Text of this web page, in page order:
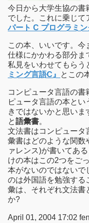
今日から大学生協の書
でした。これに乗じて
パート C プログラミン
この本、いいです。
仕様にかかわる部分ま
私見をいわせてもら
ミング言語C』
とこの
コンピュータ言語の
ピュータ言語の本と
きではないかと思いま
と語彙書。
文法書はコンピュータ
彙書はどのような関数
ァレンス)が書いてあ
けの本はこの2つをご
本がないのではないで
のは外国語を勉強する
彙は、それぞれ文法書
か?
April 01, 2004 17:02